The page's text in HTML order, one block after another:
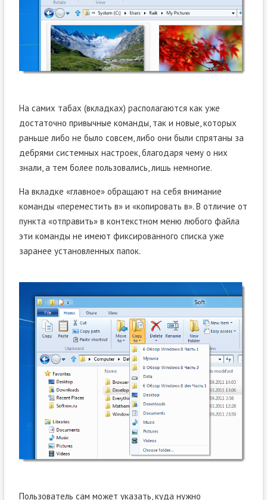
На самих табах (вкладках) располагаются как уже
достаточно привычные команды, так и новые, которых
раньше либо не было совсем, либо они были спрятаны за
дебрями системных настроек, благодаря чему о них
знали, а тем более пользовались, лишь немногие.
На вкладке «главное» обращают на себя внимание
команды «переместить в» и «копировать в». В отличие от
пункта «отправить» в контекстном меню любого файла
эти команды не имеют фиксированного списка уже
заранее установленных папок.
Пользователь сам может указать, куда нужно